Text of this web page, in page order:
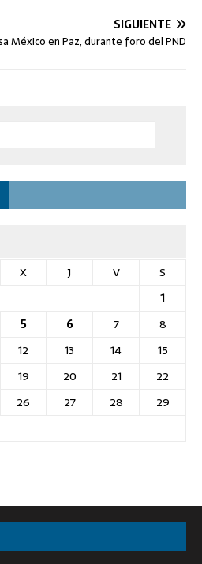
SIGUIENTE
México en Paz, durante foro del PND
X J V
S
1
5 6 7
8
12 13 14
15
19 20 21
22
26 27 28
29